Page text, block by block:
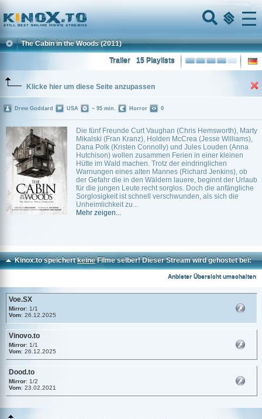
Home
Menu
The Cabin in the Woods (2011)
15 Playlists
Trailer
Klicke hier um diese Seite anzupassen
Die fünf Freunde Curt Vaughan (Chris Hemsworth), Marty
Mikalski (Fran Kranz), Holden McCrea (Jesse Williams),
Dana Polk (Kristen Connolly) und Jules Louden (Anna
Hutchison) wollen zusammen Ferien in einer kleinen
Hütte im Wald machen. Trotz der eindringlichen
Warnungen eines alten Mannes (Richard Jenkins), ob
der Gefahr die in den Wäldern lauere, beginnt der Urlaub
für die jungen Leute recht sorglos. Doch die anfängliche
Sorglosigkeit ist schnell verschwunden, als sich die
Unheimlichkeit zu...
Mehr zeigen...
Drew Goddard USA ~ 95 min. Horror 0
Kinox.to speichertkeineFilme selber! Dieser Stream wird gehostet bei:
Anbieter Übersicht umschalten
Voe.SX
Mirror: 1/1
Vom: 26.12.2025
Vinovo.to
Mirror: 1/1
Vom: 26.12.2025
Dood.to
Mirror: 1/2
Vom: 23.02.2021